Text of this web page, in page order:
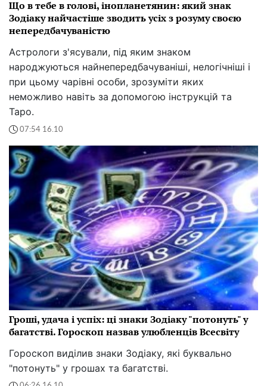
Що в тебе в голові, інопланетянин: який знак
Зодіаку найчастіше зводить усіх з розуму своєю
непередбачуваністю
Астрологи з'ясували, під яким знаком
народжуються найнепередбачуваніші, нелогічніші і
при цьому чарівні особи, зрозуміти яких
неможливо навіть за допомогою інструкцій та
Таро.
07:54 16.10
Гроші, удача і успіх: ці знаки Зодіаку "потонуть" у
багатстві. Гороскоп назвав улюбленців Всесвіту
Гороскоп виділив знаки Зодіаку, які буквально
"потонуть" у грошах та багатстві.